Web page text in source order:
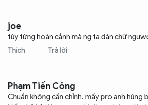
joe
tùy từng hoàn cảnh mà ng ta dán chữ
Thích Trả lời
Phạm Tiến Công
Chuẩn không cần chỉnh. mấy pro anh hùng
Hãy hỏi tôi bất kỳ điều gì bạn cần